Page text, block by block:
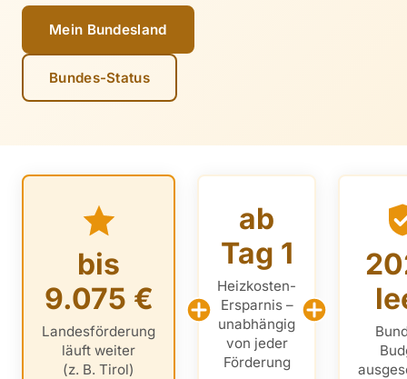
Mein Bundesland
Bundes-Status
bis
9.075 €
Landesförderung
läuft weiter
(z. B. Tirol)
ab
Tag 1
Heizkosten-
Ersparnis –
unabhängig
von jeder
Förderung